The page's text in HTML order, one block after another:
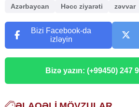
Azərbaycan Həcc ziyarəti zəvvar
Bizi Facebook-da
izləyin
Bizə yazın: (+99450) 247